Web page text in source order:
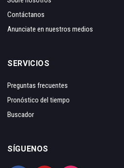
Contáctanos
Anunciate en nuestros medios
SERVICIOS
Preguntas frecuentes
Pronóstico del tiempo
Buscador
SÍGUENOS